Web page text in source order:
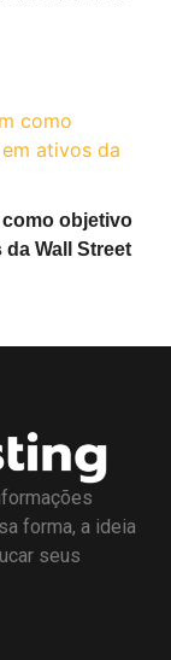
como objetivo
Wall Street
forma, a ideia
seus